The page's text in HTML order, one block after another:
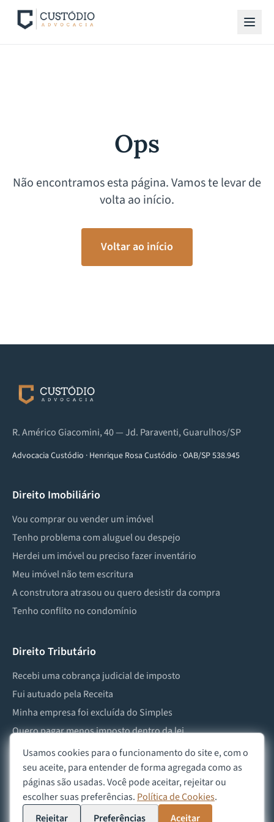
Ops
Não encontramos esta página. Vamos te levar de
volta ao início.
Voltar ao início
R. Américo Giacomini, 40 — Jd. Paraventi, Guarulhos/SP
Advocacia Custódio · Henrique Rosa Custódio ·OAB/SP 538.945
Direito Imobiliário
Vou comprar ou vender um imóvel
Tenho problema com aluguel ou despejo
Herdei um imóvel ou preciso fazer inventário
Meu imóvel não tem escritura
A construtora atrasou ou quero desistir da compra
Tenho conflito no condomínio
Direito Tributário
Recebi uma cobrança judicial de imposto
Fui autuado pela Receita
Minha empresa foi excluída do Simples
Quero pagar menos imposto dentro da lei
Preciso lidar com imposto de herança ou doação
2026Advocacia Custódio
Política de Privacidade Política de Cookies Aviso Legal
Usamos cookies para o funcionamento do site e, com o
seu aceite, para entender de forma agregada como as
páginas são usadas. Você pode aceitar, rejeitar ou
escolher suas preferências. Política de Cookies.
Rejeitar
Preferências Aceitar